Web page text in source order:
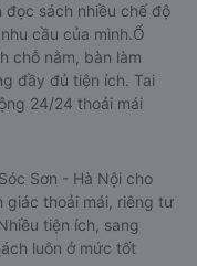
đọc sách nhiều chế độ
cầu của mình.Ổ
chỗ nằm, bàn làm
đầy đủ tiện ích. Tai
24/24 thoải mái
Sơn - Hà Nội cho
giác thoải mái, riêng tư
tiện ích, sang
luôn ở mức tốt